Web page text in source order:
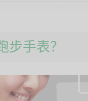
步手表？